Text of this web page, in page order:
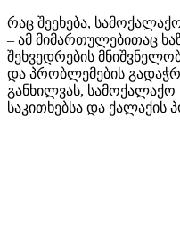
რაც შეეხება,
– ამ მიმართულებითაც
შეხვედრების
და პრობლემების
განხილვას,
საკითხებსა და ქალაქის